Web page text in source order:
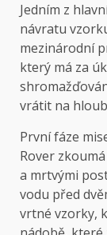
Jedním z
návratu
mezinárodní
který má za
vrátit na
První fáze
Rover
a mrtvými
vodu před
vrtné vzorky,